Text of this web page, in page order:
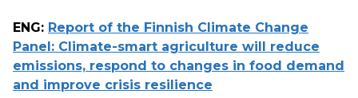
ENG: Report of the Finnish Climate Change
Panel: Climate-smart agriculture will reduce
emissions, respond to changes in food demand
and improve crisis resilience